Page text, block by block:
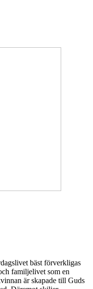
bäst förverkligas
familjelivet som en
är skapade till Guds